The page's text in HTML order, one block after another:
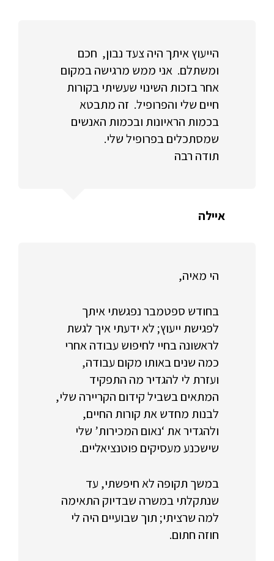
הייעוץ איתך היה צעד נבון, חכם
ומשתלם. אני ממש מרגישה במקום
אחר בזכות השינוי שעשיתי בקורות
חיים שלי והפרופיל. זה מתבטא
בכמות הראיונות ובכמות האנשים
שמסתכלים בפרופיל שלי.
תודה רבה
איילה
הי מאיה,
בחודש ספטמבר נפגשתי איתך
לפגישת ייעוץ; לא ידעתי איך לגשת
לראשונה בחיי לחיפוש עבודה אחרי
כמה שנים באותו מקום עבודה,
ועזרת לי להגדיר מה התפקיד
המתאים בשביל קידום הקריירה שלי,
לבנות מחדש את קורות החיים,
ולהגדיר את ‘נאום המכירות’ שלי
שישכנע מעסיקים פוטנציאליים.
במשך תקופה לא חיפשתי, עד
שנתקלתי במשרה שבדיוק התאימה
למה שרציתי; תוך שבועיים היה לי
חוזה חתום.